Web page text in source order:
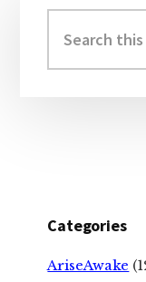
Sidebar
this
website
Categories
AriseAwake